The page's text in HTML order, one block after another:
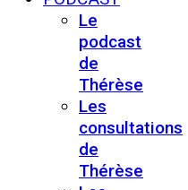
Le
podcast
de
Thérèse
Les
consultations
de
Thérèse